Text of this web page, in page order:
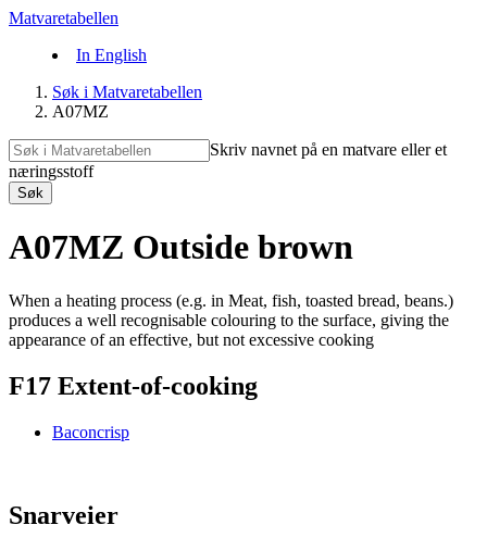
Matvaretabellen
In English
Søk i Matvaretabellen
A07MZ
Skriv navnet på en matvare eller et
næringsstoff
Søk
A07MZ Outside brown
When a heating process (e.g. in Meat, fish, toasted bread, beans.)
produces a well recognisable colouring to the surface, giving the
appearance of an effective, but not excessive cooking
F17 Extent-of-cooking
Baconcrisp
Snarveier